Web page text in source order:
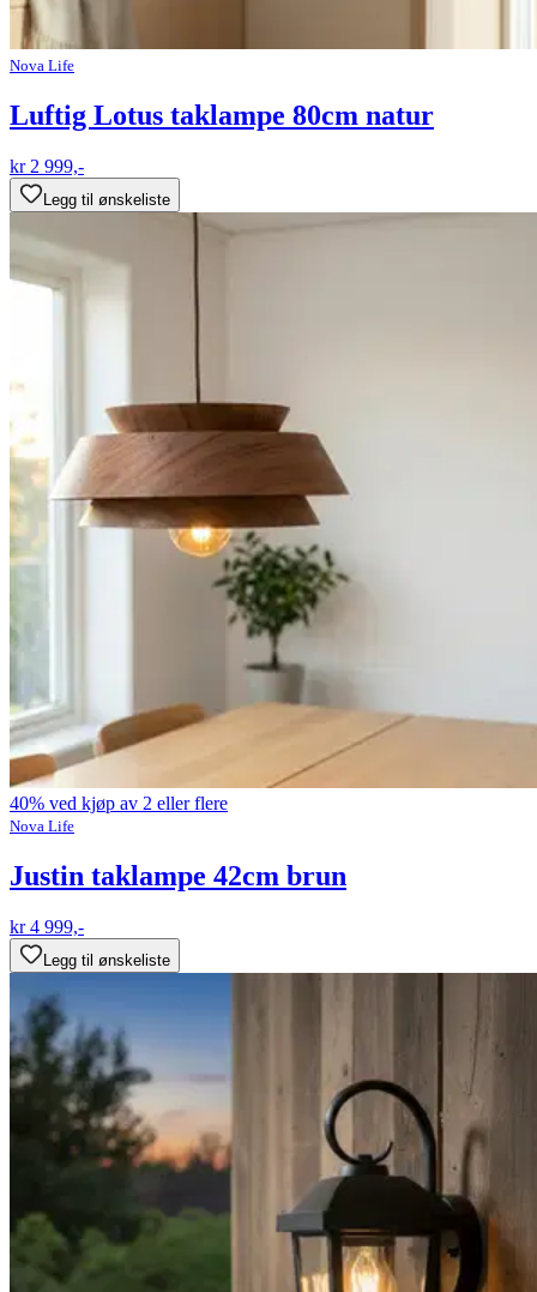
Nova Life
Luftig Lotus taklampe 80cm natur
kr 2 999,-
Legg til ønskeliste
40% ved kjøp av 2 eller flere
Nova Life
Justin taklampe 42cm brun
kr 4 999,-
Legg til ønskeliste